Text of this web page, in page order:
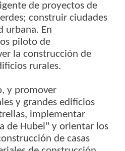
de proyectos de
construir ciudades
urbana. En
piloto de
la construcción de
rurales.
y promover
y grandes edificios
implementar
de Hubei" y orientar los
de casas